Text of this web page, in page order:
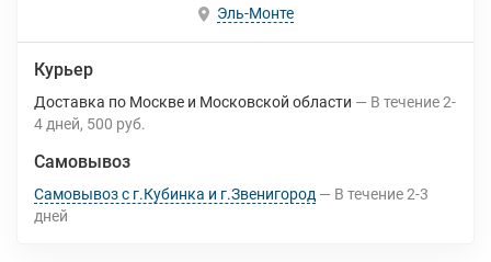
Эль-Монте
Курьер
Доставка по Москве и Московской области В течение2-
4 дней 500 руб.
Самовывоз
Самовывоз с г.Кубинка и г.Звенигород В течение2-3
дней